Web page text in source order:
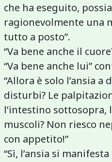
che ha eseguito,
ragionevolmente una
tutto a posto”.
“Va bene anche il
“Va bene anche lui”
“Allora è solo l’ansia
disturbi? Le
l’intestino sottosopra,
muscoli? Non riesco
con appetito!”
“Sì, l’ansia si